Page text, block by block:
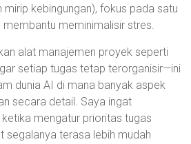
mirip kebingungan), fokus pada satu
meminimalisir stres.
alat manajemen proyek seperti
setiap tugas tetap terorganisir—ini
dunia AI di mana banyak aspek
secara detail. Saya ingat
mengatur prioritas tugas
segalanya terasa lebih mudah